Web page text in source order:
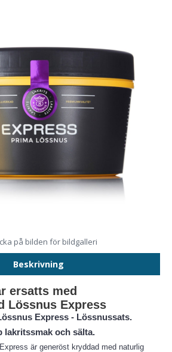
på bilden för bildgalleri
Beskrivning
ersatts med
Lössnus Express
Express - Lössnussats.
lakritssmak och sälta.
är generöst kryddad med naturlig